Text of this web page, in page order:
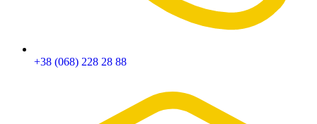
+38 (068) 228 28 88